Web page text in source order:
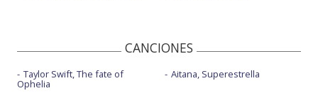
CANCIONES
Taylor Swift, The fate of
Ophelia
Aitana, Superestrella